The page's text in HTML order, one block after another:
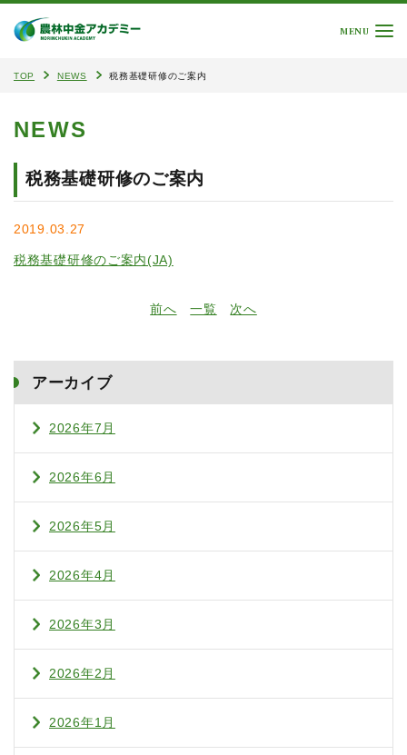
MENU
TOP NEWS 税務基礎研修のご案内
NEWS
税務基礎研修のご案内
2019.03.27
税務基礎研修のご案内(JA)
前へ 一覧 次へ
アーカイブ
2026年7月
2026年6月
2026年5月
2026年4月
2026年3月
2026年2月
2026年1月